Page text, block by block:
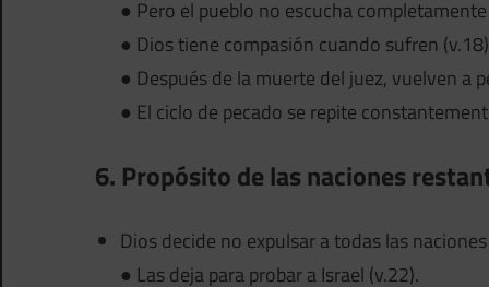
● Pero el pueblo no escucha
● Dios tiene compasión cuando sufren
● Después de la muerte del juez, vuelven a
● El ciclo de pecado se repite
6. Propósito de las naciones
Dios decide no expulsar a todas las
● Las deja para probar a Israel (v.22).